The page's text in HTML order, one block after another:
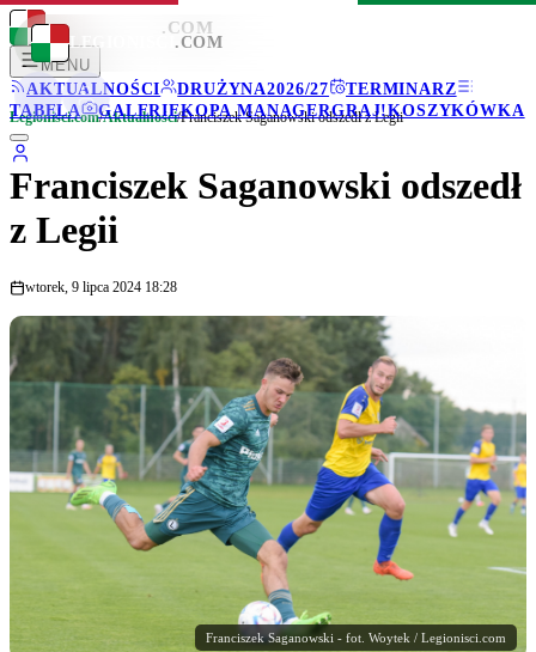
LEGIONISCI .COM
MENU
AKTUALNOŚCI
DRUŻYNA2026/27
TERMINARZ
TABELA
GALERIEKOPA MANAGERGRAJ!KOSZYKÓWKA
LEGIONISCI .COM
Legionisci.com/Aktualności/Franciszek Saganowski odszedł z Legii
Franciszek Saganowski odszedł
z Legii
wtorek, 9 lipca 2024 18:28
Franciszek Saganowski - fot. Woytek / Legionisci.com